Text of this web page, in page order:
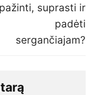
suprasti ir
padėti
sergančiajam?